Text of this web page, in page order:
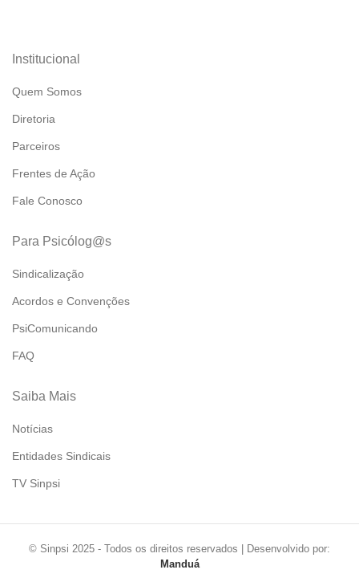
Institucional
Quem Somos
Diretoria
Parceiros
Frentes de Ação
Fale Conosco
Para Psicólog@s
Sindicalização
Acordos e Convenções
PsiComunicando
FAQ
Saiba Mais
Notícias
Entidades Sindicais
TV Sinpsi
© Sinpsi 2025 - Todos os direitos reservados | Desenvolvido por:
Manduá